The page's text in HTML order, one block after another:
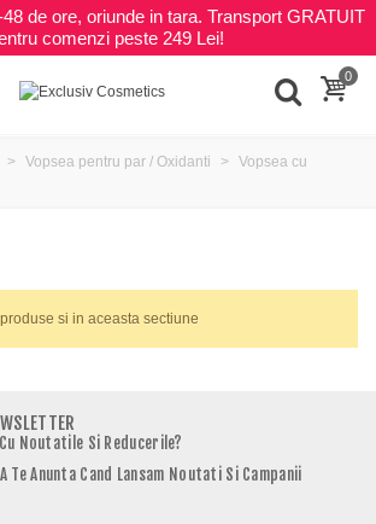
de ore, oriunde in tara. Transport GRATUIT
comenzi peste 249 Lei!
0
Vopsea pentru par / Oxidanti
Vopsea cu
si in aceasta sectiune
Noutatile Si Reducerile?
Te Anunta Cand Lansam Noutati Si Campanii